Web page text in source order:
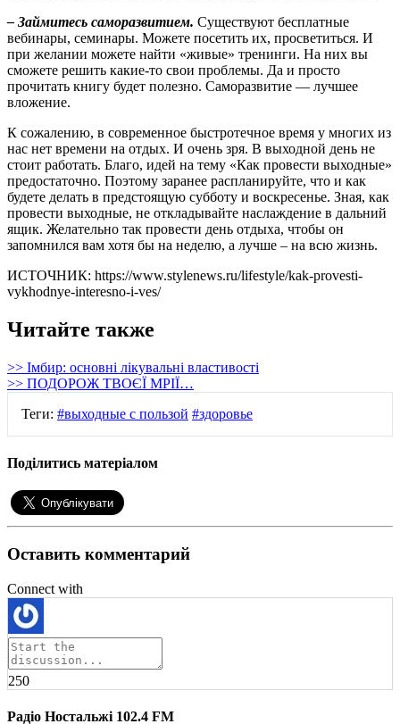
– Займитесь саморазвитием. Существуют бесплатные
вебинары, семинары. Можете посетить их, просветиться. И
при желании можете найти «живые» тренинги. На них вы
сможете решить какие-то свои проблемы. Да и просто
прочитать книгу будет полезно. Саморазвитие — лучшее
вложение.
К сожалению, в современное быстротечное время у многих из
нас нет времени на отдых. И очень зря. В выходной день не
стоит работать. Благо, идей на тему «Как провести выходные»
предостаточно. Поэтому заранее распланируйте, что и как
будете делать в предстоящую субботу и воскресенье. Зная, как
провести выходные, не откладывайте наслаждение в дальний
ящик. Желательно так провести день отдыха, чтобы он
запомнился вам хотя бы на неделю, а лучше – на всю жизнь.
ИСТОЧНИК: https://www.stylenews.ru/lifestyle/kak-provesti-
vykhodnye-interesno-i-ves/
Читайте также
>> Імбир: основні лікувальні властивості
>> ПОДОРОЖ ТВОЄЇ МРІЇ…
Теги: #выходные с пользой #здоровье
Поділитись матеріалом
Оставить комментарий
Connect with
250
Радіо Ностальжі 102.4 FM